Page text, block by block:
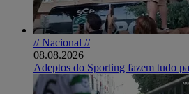
// Nacional //
08.08.2026
Adeptos do Sporting fazem tudo